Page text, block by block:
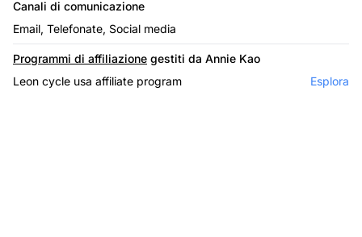
Canali di comunicazione
Email, Telefonate, Social media
Programmi di affiliazione gestiti da Annie Kao
Leon cycle usa affiliate program
Esplora